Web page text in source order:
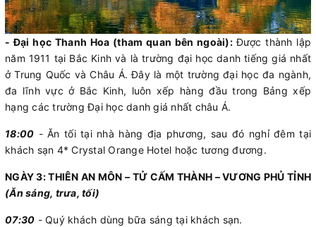
- Đại học Thanh Hoa (tham quan bên ngoài):Được thành lập
năm 1911 tại Bắc Kinh và là trường đại học danh tiếng giá nhất
ở Trung Quốc và Châu Á. Đây là một trường đại học đa ngành,
đa lĩnh vực ở Bắc Kinh, luôn xếp hàng đầu trong Bảng xếp
hạng các trường Đại học danh giá nhất châu Á.
18:00 - Ăn tối tại nhà hàng địa phương, sau đó nghỉ đêm tại
khách sạn 4* Crystal Orange Hotel hoặc tương đương.
NGÀY 3: THIÊN AN MÔN – TỬ CẤM THÀNH – VƯƠNG PHỦ TỈNH
(Ăn sáng, trưa, tối)
07:30 - Quý khách dùng bữa sáng tại khách sạn.